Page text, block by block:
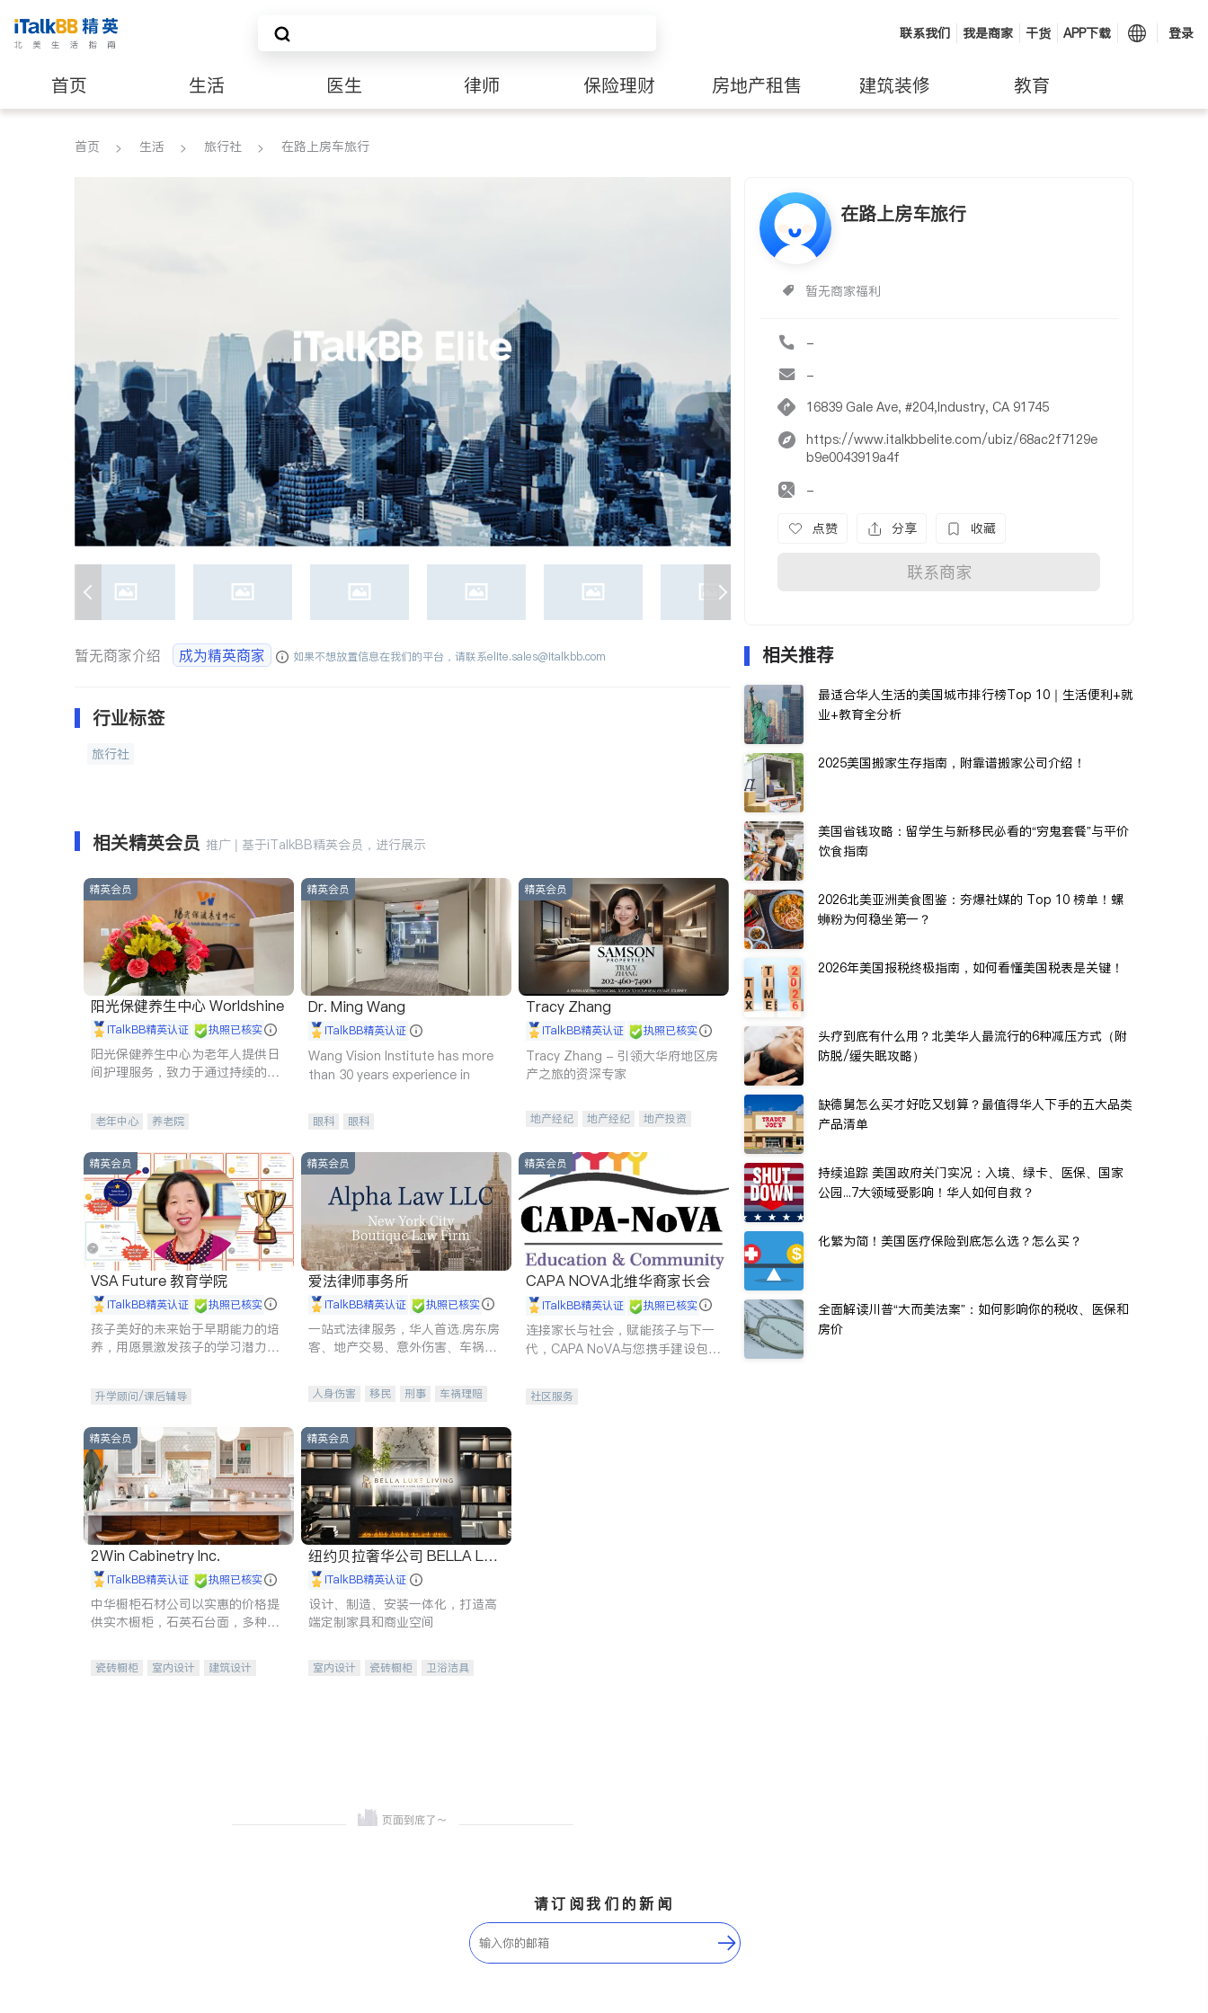
联系我们 我是商家 干货 APP下载 登录
首页 生活 医生 律师 保险理财 房地产租售 建筑装修 教育
养老 非盈利组织
首页 生活 旅行社 在路上房车旅行
在路上房车旅行
暂无商家福利
-
-
16839 Gale Ave, #204,Industry, CA 91745
https://www.italkbbelite.com/ubiz/68ac2f7129e
b9e0043919a4f
-
点赞 分享 收藏
联系商家
暂无商家介绍 成为精英商家 如果不想放置信息在我们的平台，请联系elite.sales@italkbb.com
行业标签
旅行社
相关精英会员 推广 | 基于iTalkBB精英会员，进行展示
精英会员
阳光保健养生中心 Worldshine
iTalkBB精英认证 执照已核实
阳光保健养生中心为老年人提供日
间护理服务，致力于通过持续的护
老年中心 养老院
精英会员
Dr. Ming Wang
iTalkBB精英认证
Wang Vision Institute has more
than 30 years experience in
眼科 眼科
精英会员
Tracy Zhang
iTalkBB精英认证 执照已核实
Tracy Zhang - 引领大华府地区房
产之旅的资深专家
地产经纪 地产经纪
地产投资
精英会员
VSA Future 教育学院
iTalkBB精英认证 执照已核实
孩子美好的未来始于早期能力的培
养，用愿景激发孩子的学习潜力和
升学顾问/课后辅导
精英会员
爱法律师事务所
iTalkBB精英认证 执照已核实
一站式法律服务，华人首选.房东房
客、地产交易、意外伤害、车祸重
人身伤害 移民 刑事
车祸理赔
商标注册
索赔 律师-其它 保释
精英会员
CAPA NOVA北维华裔家长会
iTalkBB精英认证 执照已核实
连接家长与社会，赋能孩子与下一
代，CAPA NoVA与您携手建设包
社区服务
精英会员
2Win Cabinetry Inc.
iTalkBB精英认证 执照已核实
中华橱柜石材公司以实惠的价格提
供实木橱柜，石英石台面，多种优
机。品质厨房，家的选择。
瓷砖橱柜 室内设计
建筑设计
精英会员
纽约贝拉奢华公司 BELLA LUX
E iTalkBB精英认证
设计、制造、安装一体化，打造高
端定制家具和商业空间
室内设计 瓷砖橱柜
卫浴洁具
相关推荐
最适合华人生活的美国城市排行榜Top 10｜生活便利+就
业+教育全分析
2025美国搬家生存指南，附靠谱搬家公司介绍！
美国省钱攻略：留学生与新移民必看的“穷鬼套餐”与平价
饮食指南
2026北美亚洲美食图鉴：夯爆社媒的 Top 10 榜单！螺
蛳粉为何稳坐第一？
2026年美国报税终极指南，如何看懂美国税表是关键！
头疗到底有什么用？北美华人最流行的6种减压方式（附
防脱/缓失眠攻略）
缺德舅怎么买才好吃又划算？最值得华人下手的五大品类
产品清单
持续追踪 美国政府关门实况：入境、绿卡、医保、国家
公园...7大领域受影响！华人如何自救？
化繁为简！美国医疗保险到底怎么选？怎么买？
全面解读川普“大而美法案”：如何影响你的税收、医保和
房价
请订阅我们的新闻